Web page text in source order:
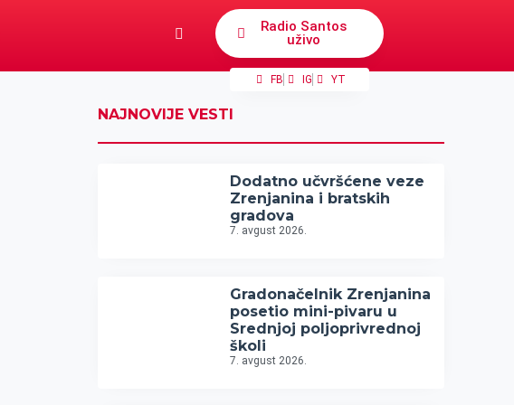
Radio Santos
uživo
FB IG YT
NAJNOVIJE VESTI
Dodatno učvršćene veze
Zrenjanina i bratskih
gradova
7. avgust 2026.
Gradonačelnik Zrenjanina
posetio mini-pivaru u
Srednjoj poljoprivrednoj
školi
7. avgust 2026.